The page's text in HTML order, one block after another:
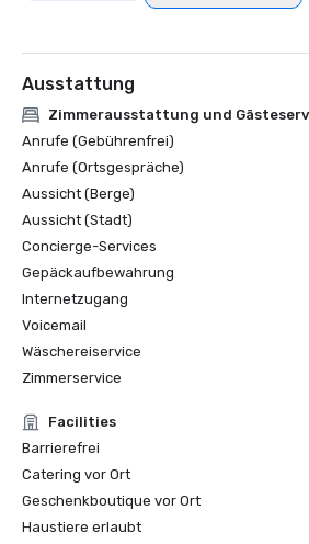
Ausstattung
Zimmerausstattung und
Anrufe (Gebührenfrei)
Anrufe (Ortsgespräche)
Aussicht (Berge)
Aussicht (Stadt)
Concierge-Services
Gepäckaufbewahrung
Internetzugang
Voicemail
Wäschereiservice
Zimmerservice
Facilities
Barrierefrei
Catering vor Ort
Geschenkboutique vor Ort
Haustiere erlaubt